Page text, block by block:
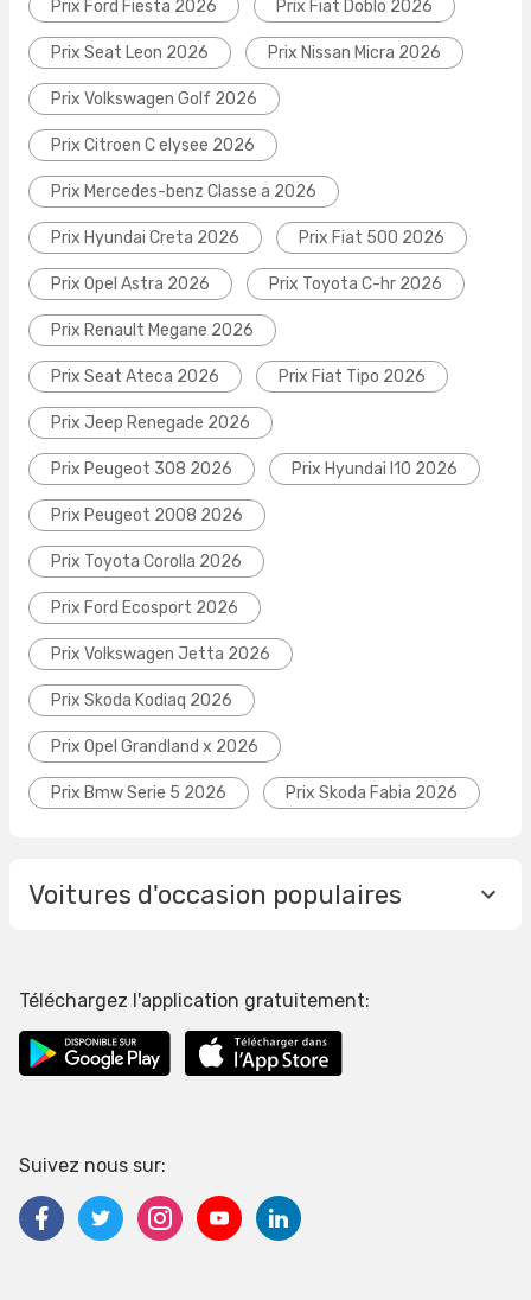
Prix Ford Fiesta 2026 Prix Fiat Doblo 2026
Prix Seat Leon 2026 Prix Nissan Micra 2026
Prix Volkswagen Golf 2026
Prix Citroen C elysee 2026
Prix Mercedes-benz Classe a 2026
Prix Hyundai Creta 2026 Prix Fiat 500 2026
Prix Opel Astra 2026 Prix Toyota C-hr 2026
Prix Renault Megane 2026
Prix Seat Ateca 2026 Prix Fiat Tipo 2026
Prix Jeep Renegade 2026
Prix Peugeot 308 2026 Prix Hyundai I10 2026
Prix Peugeot 2008 2026
Prix Toyota Corolla 2026
Prix Ford Ecosport 2026
Prix Volkswagen Jetta 2026
Prix Skoda Kodiaq 2026
Prix Opel Grandland x 2026
Prix Bmw Serie 5 2026 Prix Skoda Fabia 2026
Voitures d'occasion populaires
Téléchargez l'application gratuitement:
Suivez nous sur: